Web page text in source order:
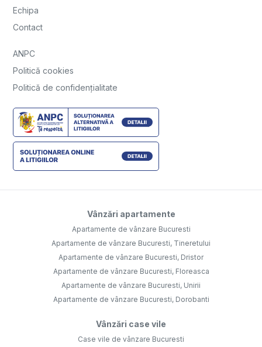
Echipa
Contact
ANPC
Politică cookies
Politică de confidențialitate
Vânzări apartamente
Apartamente de vânzare Bucuresti
Apartamente de vânzare Bucuresti, Tineretului
Apartamente de vânzare Bucuresti, Dristor
Apartamente de vânzare Bucuresti, Floreasca
Apartamente de vânzare Bucuresti, Unirii
Apartamente de vânzare Bucuresti, Dorobanti
Vânzări case vile
Case vile de vânzare Bucuresti